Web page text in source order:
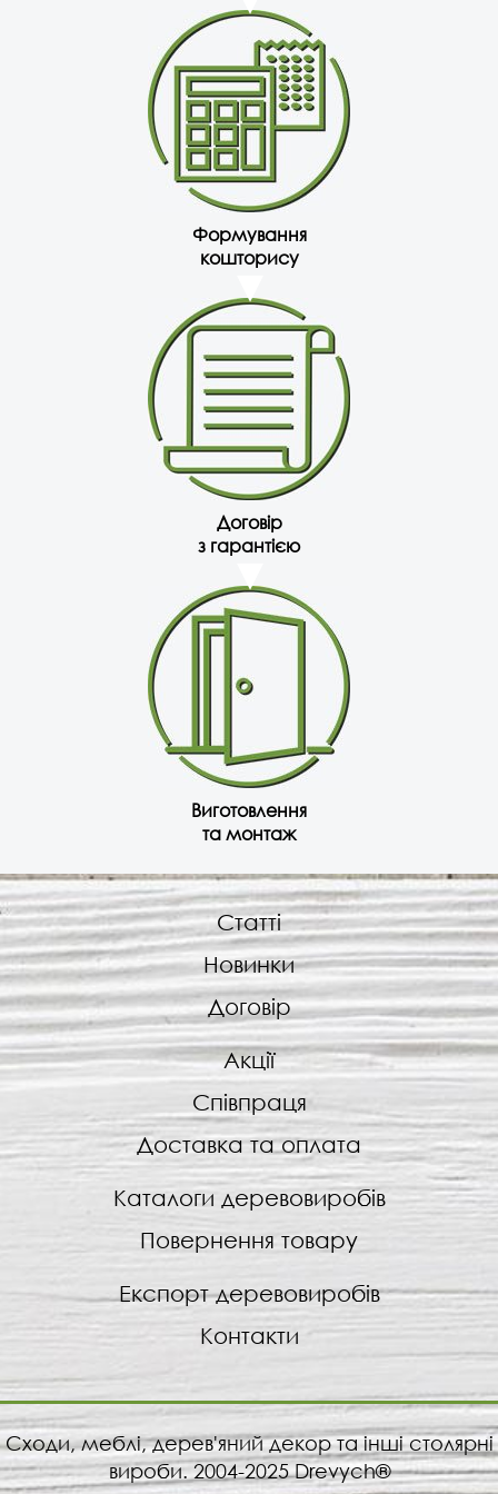
Формування
кошторису
Договір
з гарантією
Виготовлення
та монтаж
Статті
Новинки
Договір
Акції
Співпраця
Доставка та оплата
Каталоги деревовиробів
Повернення товару
Експорт деревовиробів
Контакти
Сходи, меблі, дерев'яний декор та інші столярні
вироби. 2004-2025 Drevych®